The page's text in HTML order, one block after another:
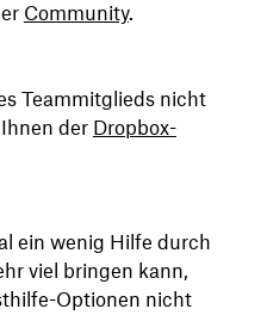
Community.
Teammitglieds nicht
der Dropbox-
ein wenig Hilfe durch
viel bringen kann,
Optionen nicht